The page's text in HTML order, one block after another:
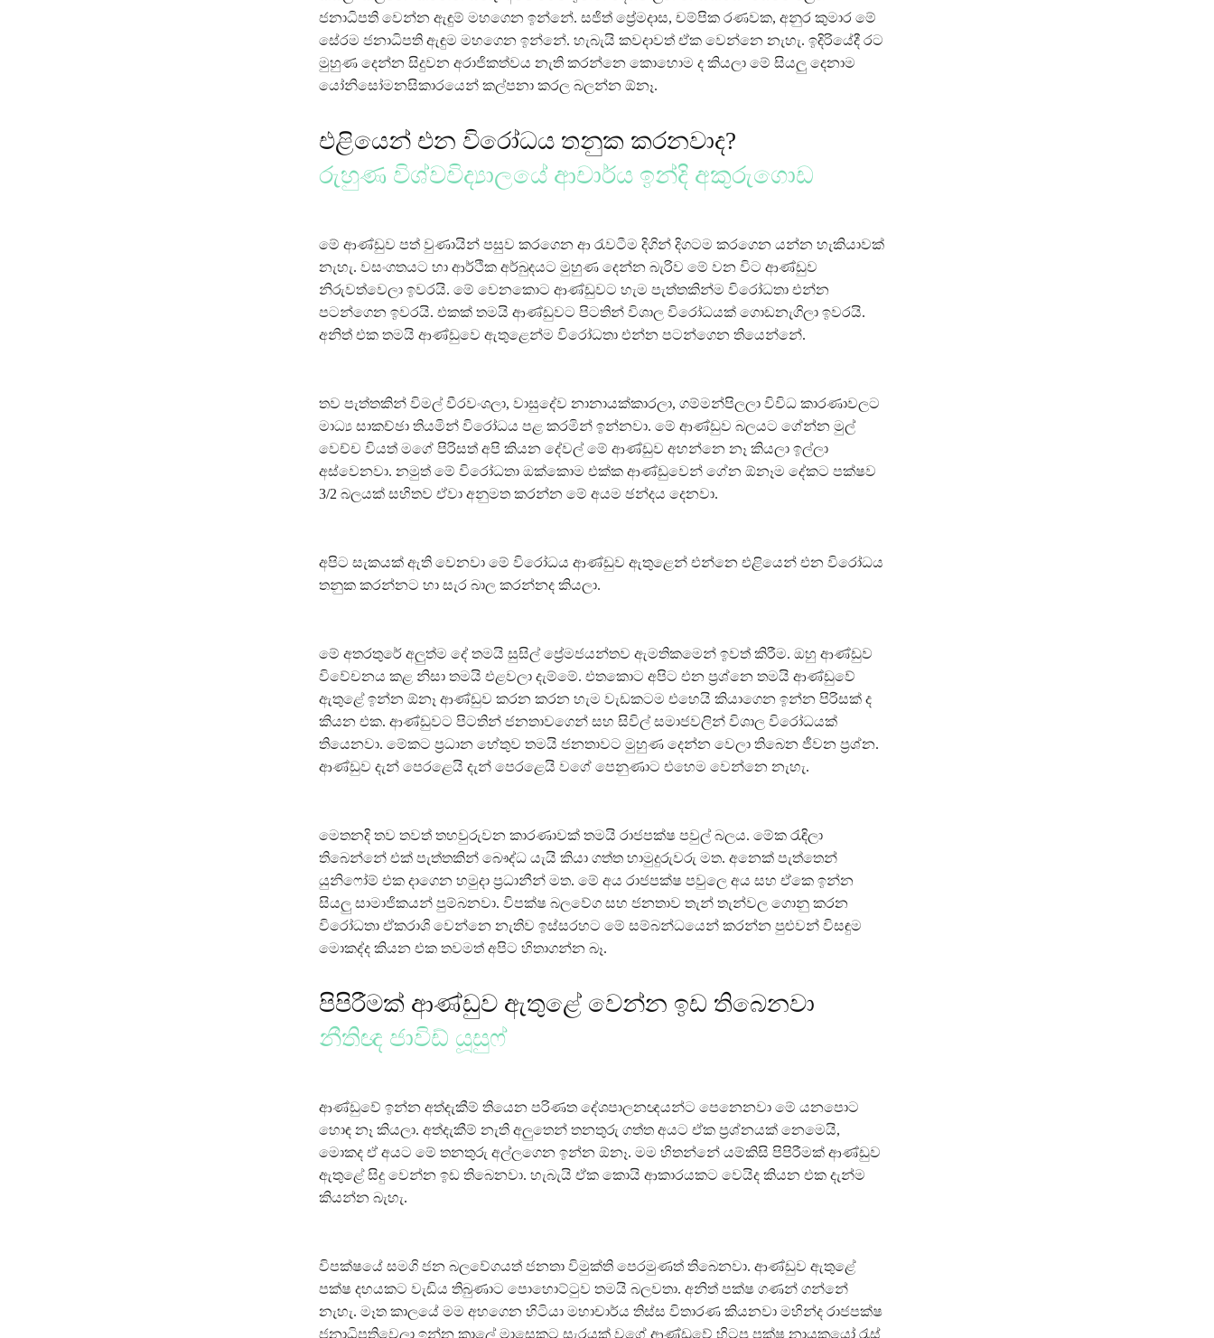
ජනාධිපති වෙන්න ඇඳුම් මහගෙන ඉන්නේ. සජිත් ප්‍රේමදාස, චම්පික රණවක, අනුර කුමාර මේ
සේරම ජනාධිපති ඇඳුම මහගෙන ඉන්නේ. හැබැයි කවදාවත් ඒක වෙන්නෙ නැහැ. ඉදිරියේදී රට
මුහුණ දෙන්න සිදුවන අරාජිකත්වය නැති කරන්නෙ කොහොම ද කියලා මේ සියලු දෙනාම
යෝනිසෝමනසිකාරයෙන් කල්පනා කරල බලන්න ඕනෑ.
එළියෙන් එන විරෝධය තනුක කරනවාද?
රුහුණ විශ්වවිද්‍යාලයේ ආචාර්ය ඉන්දි අකුරුගොඩ
මේ ආණ්ඩුව පත් වුණායින් පසුව කරගෙන ආ රැවටීම දිගින් දිගටම කරගෙන යන්න හැකියාවක්
නැහැ. වසංගතයට හා ආර්ථික අර්බුදයට මුහුණ දෙන්න බැරිව මේ වන විට ආණ්ඩුව
නිරුවත්වෙලා ඉවරයි. මේ වෙනකොට ආණ්ඩුවට හැම පැත්තකින්ම විරෝධතා එන්න
පටන්ගෙන ඉවරයි. එකක් තමයි ආණ්ඩුවට පිටතින් විශාල විරෝධයක් ගොඩනැගිලා ඉවරයි.
අනිත් එක තමයි ආණ්ඩුවෙ ඇතුළෙන්ම විරෝධතා එන්න පටන්ගෙන තියෙන්නේ.
තව පැත්තකින් විමල් වීරවංශලා, වාසුදේව නානායක්කාරලා, ගම්මන්පිලලා විවිධ කාරණාවලට
මාධ්‍ය සාකච්ඡා තියමින් විරෝධය පළ කරමින් ඉන්නවා. මේ ආණ්ඩුව බලයට ගේන්න මුල්
වෙච්ච වියත් මගේ පිරිසත් අපි කියන දේවල් මේ ආණ්ඩුව අහන්නෙ නෑ කියලා ඉල්ලා
අස්වෙනවා. නමුත් මේ විරෝධතා ඔක්කොම එක්ක ආණ්ඩුවෙන් ගේන ඕනෑම දේකට පක්ෂව
3/2 බලයක් සහිතව ඒවා අනුමත කරන්න මේ අයම ඡන්දය දෙනවා.
අපිට සැකයක් ඇති වෙනවා මේ විරෝධය ආණ්ඩුව ඇතුළෙන් එන්නෙ එළියෙන් එන විරෝධය
තනුක කරන්නට හා සැර බාල කරන්නද කියලා.
මේ අතරතුරේ අලුත්ම දේ තමයි සුසිල් ප්‍රේමජයන්තව ඇමතිකමෙන් ඉවත් කිරීම. ඔහු ආණ්ඩුව
විවේචනය කළ නිසා තමයි එළවලා දැම්මේ. එතකොට අපිට එන ප්‍රශ්නෙ තමයි ආණ්ඩුවේ
ඇතුළේ ඉන්න ඕනෑ ආණ්ඩුව කරන කරන හැම වැඩකටම එහෙයි කියාගෙන ඉන්න පිරිසක් ද
කියන එක. ආණ්ඩුවට පිටතින් ජනතාවගෙන් සහ සිවිල් සමාජවලින් විශාල විරෝධයක්
තියෙනවා. මේකට ප්‍රධාන හේතුව තමයි ජනතාවට මුහුණ දෙන්න වෙලා තිබෙන ජීවන ප්‍රශ්න.
ආණ්ඩුව දැන් පෙරළෙයි දැන් පෙරළෙයි වගේ පෙනුණාට එහෙම වෙන්නෙ නැහැ.
මෙතනදි තව තවත් තහවුරුවන කාරණාවක් තමයි රාජපක්ෂ පවුල් බලය. මේක රැඳිලා
තිබෙන්නේ එක් පැත්තකින් බෞද්ධ යැයි කියා ගත්ත හාමුදුරුවරු මත. අනෙක් පැත්තෙන්
යුනිෆෝම් එක දාගෙන හමුදා ප්‍රධානීන් මත. මේ අය රාජපක්ෂ පවුලෙ අය සහ ඒකෙ ඉන්න
සියලු සාමාජිකයන් පුම්බනවා. විපක්ෂ බලවේග සහ ජනතාව තැන් තැන්වල ගොනු කරන
විරෝධතා ඒකරාශි වෙන්නෙ නැතිව ඉස්සරහට මේ සම්බන්ධයෙන් කරන්න පුළුවන් විසඳුම
මොකද්ද කියන එක තවමත් අපිට හිතාගන්න බෑ.
පිපිරීමක් ආණ්ඩුව ඇතුළේ වෙන්න ඉඩ තිබෙනවා
නීතිඥ ජාවිඩ් යූසුෆ්
ආණ්ඩුවේ ඉන්න අත්දැකීම් තියෙන පරිණත දේශපාලනඥයන්ට පෙනෙනවා මේ යනපොට
හොඳ නෑ කියලා. අත්දැකීම් නැති අලුතෙන් තනතුරු ගත්ත අයට ඒක ප්‍රශ්නයක් නෙමෙයි,
මොකද ඒ අයට මේ තනතුරු අල්ලගෙන ඉන්න ඕනෑ. මම හිතන්නේ යම්කිසි පිපිරීමක් ආණ්ඩුව
ඇතුළේ සිදු වෙන්න ඉඩ තිබෙනවා. හැබැයි ඒක කොයි ආකාරයකට වෙයිද කියන එක දැන්ම
කියන්න බැහැ.
විපක්ෂයේ සමගි ජන බලවේගයත් ජනතා විමුක්ති පෙරමුණත් තිබෙනවා. ආණ්ඩුව ඇතුළේ
පක්ෂ දහයකට වැඩිය තිබුණාට පොහොට්ටුව තමයි බලවතා. අනිත් පක්ෂ ගණන් ගන්නේ
නැහැ. මෑත කාලයේ මම අහගෙන හිටියා මහාචාර්ය තිස්ස විතාරණ කියනවා මහින්ද රාජපක්ෂ
ජනාධිපතිවෙලා ඉන්න කාලේ මාසෙකට සැරයක් වගේ ආණ්ඩුවේ හිටපු පක්ෂ නායකයෝ රැස්